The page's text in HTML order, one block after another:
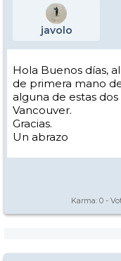
javolo
Hola Buenos días,
de primera mano
alguna de estas
Vancouver.
Gracias.
Un abrazo
Karma: 0 -